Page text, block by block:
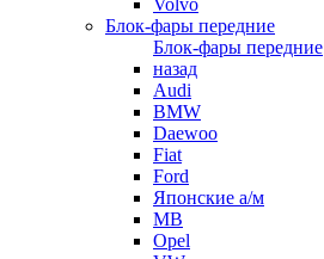
Volvo
Блок-фары передние
Блок-фары передние
назад
Audi
BMW
Daewoo
Fiat
Ford
Японские а/м
MB
Opel